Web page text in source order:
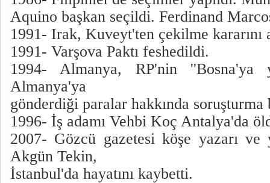
Aquino başkan seçildi. Ferdinand
1991- Irak, Kuveyt'ten çekilme kararını
1991- Varşova Paktı feshedildi.
1994- Almanya, RP'nin ''Bosna'ya
Almanya'ya
gönderdiği paralar hakkında soruşturma
1996- İş adamı Vehbi Koç Antalya'da
2007- Gözcü gazetesi köşe yazarı ve
Akgün Tekin,
İstanbul'da hayatını kaybetti.